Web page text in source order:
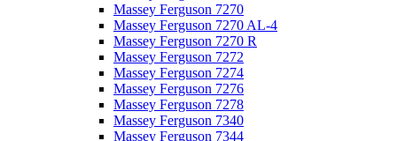
Massey Ferguson 7270
Massey Ferguson 7270 AL-4
Massey Ferguson 7270 R
Massey Ferguson 7272
Massey Ferguson 7274
Massey Ferguson 7276
Massey Ferguson 7278
Massey Ferguson 7340
Massey Ferguson 7344